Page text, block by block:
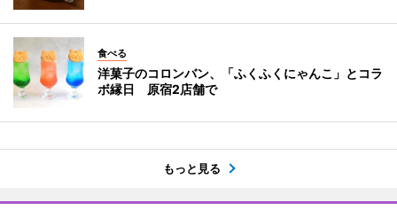
食べる
洋菓子のコロンバン、「ふくふくにゃんこ」とコラ
ボ縁日 原宿2店舗で
もっと見る